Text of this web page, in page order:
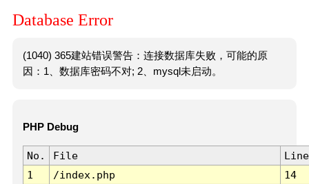
Database Error
(1040) 365建站错误警告：连接数据库失败，可能的原
因：1、数据库密码不对; 2、mysql未启动。
PHP Debug
No. File
Line
1
/index.php 14